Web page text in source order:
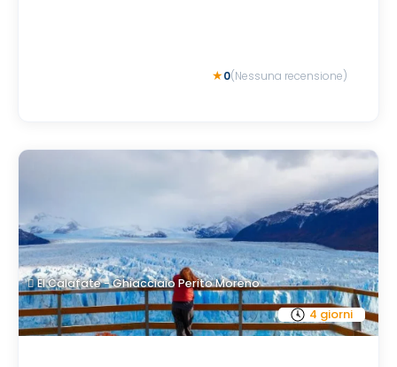
0(Nessuna recensione)
4 giorni
El Calafate - Ghiacciaio Perito Moreno